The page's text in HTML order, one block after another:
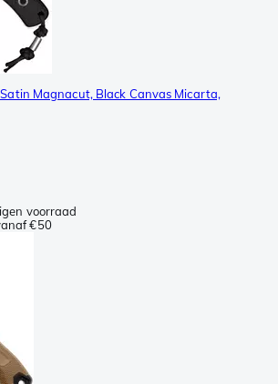
Satin Magnacut, Black Canvas Micarta,
voorraad
€50